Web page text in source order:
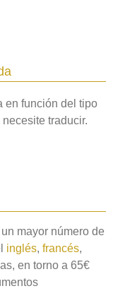
en función del tipo
traducir.
mayor número de
inglés, francés,
en torno a 65€